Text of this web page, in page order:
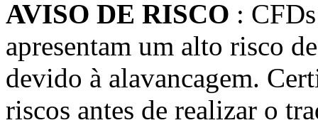
AVISO DE RISCO :
apresentam um alto risco
devido à alavancagem.
riscos antes de realizar o